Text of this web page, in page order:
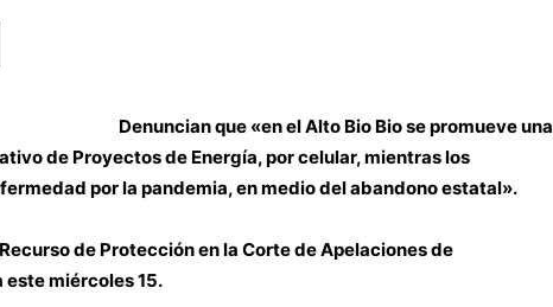
Denuncian que «en el Alto Bio Bio se promueve una
de Proyectos de Energía, por celular, mientras los
por la pandemia, en medio del abandono estatal».
de Protección en la Corte de Apelaciones de
este miércoles 15.